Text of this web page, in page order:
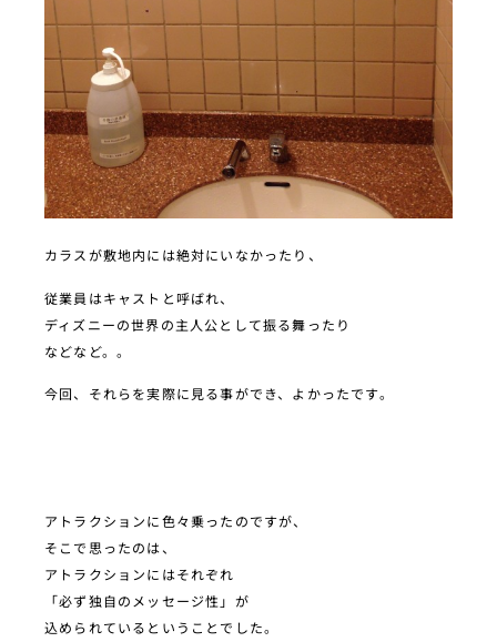
カラスが敷地内には絶対にいなかったり、
従業員はキャストと呼ばれ、
ディズニーの世界の主人公として振る舞ったり
などなど。。
今回、それらを実際に見る事ができ、よかったです。
アトラクションに色々乗ったのですが、
そこで思ったのは、
アトラクションにはそれぞれ
「必ず独自のメッセージ性」が
込められているということでした。